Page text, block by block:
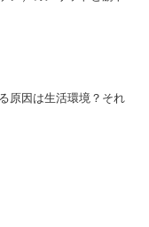
原因は生活環境？それ